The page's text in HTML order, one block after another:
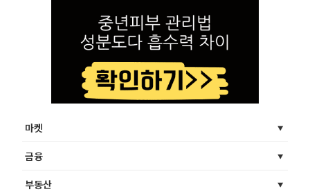
마켓
금융
부동산